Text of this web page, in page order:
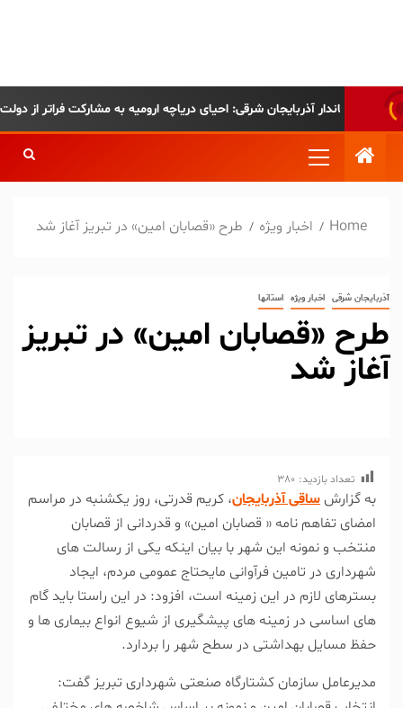
آذربایجان شرقی: احیای دریاچه ارومیه به مشارکت فراتر از دولت نیاز دارد
Home اخبار ویژه طرح «قصابان امین» در تبریز آغاز شد
آذربایجان شرقی اخبار ویژه استانها
طرح «قصابان امین» در تبریز
آغاز شد
تعداد بازدید: 380
به گزارش ساقی آذربایجان، کریم قدرتی، روز یکشنبه در مراسم
امضای تفاهم نامه « قصابان امین» و قدردانی از قصابان
منتخب و نمونه این شهر با بیان اینکه یکی از رسالت های
شهرداری در تامین فرآوانی مایحتاج عمومی مردم، ایجاد
بسترهای لازم در این زمینه است، افزود: در این راستا باید گام
های اساسی در زمینه های پیشگیری از شیوع انواع بیماری ها و
حفظ مسایل بهداشتی در سطح شهر را بردارد.
مدیرعامل سازمان کشتارگاه صنعتی شهرداری تبریز گفت: